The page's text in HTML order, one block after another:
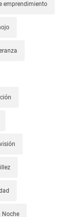
emprendimiento
Noche